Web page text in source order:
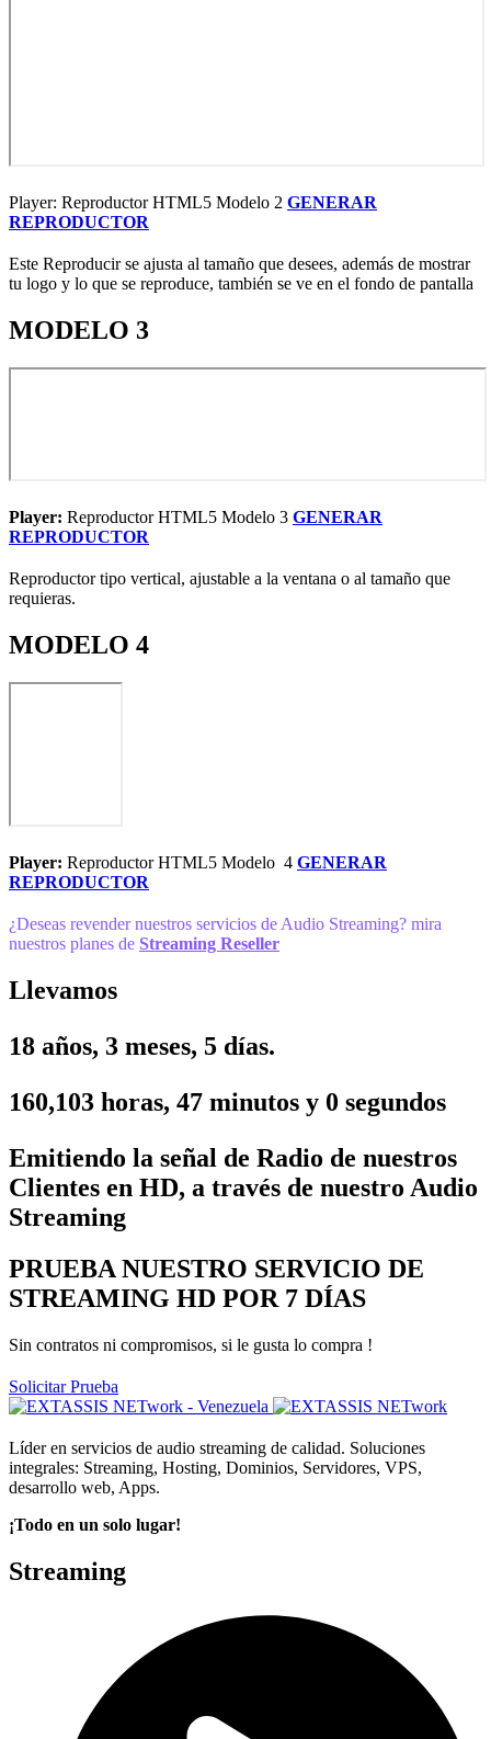
Player: Reproductor HTML5 Modelo 2 GENERAR
REPRODUCTOR
Este Reproducir se ajusta al tamaño que desees, además de mostrar
tu logo y lo que se reproduce, también se ve en el fondo de pantalla
MODELO 3
Player: Reproductor HTML5 Modelo 3 GENERAR
REPRODUCTOR
Reproductor tipo vertical, ajustable a la ventana o al tamaño que
requieras.
MODELO 4
Player: Reproductor HTML5 Modelo 4 GENERAR
REPRODUCTOR
¿Deseas revender nuestros servicios de Audio Streaming? mira
nuestros planes de Streaming Reseller
Llevamos
18 años, 3 meses, 5 días.
160,103 horas, 47 minutos y 1 segundos
Emitiendo la señal de Radio de nuestros
Clientes en HD, a través de nuestro Audio
Streaming
PRUEBA NUESTRO SERVICIO DE
STREAMING HD POR 7 DÍAS
Sin contratos ni compromisos, si le gusta lo compra !
Solicitar Prueba
Líder en servicios de audio streaming de calidad. Soluciones
integrales: Streaming, Hosting, Dominios, Servidores, VPS,
desarrollo web, Apps.
¡Todo en un solo lugar!
Streaming